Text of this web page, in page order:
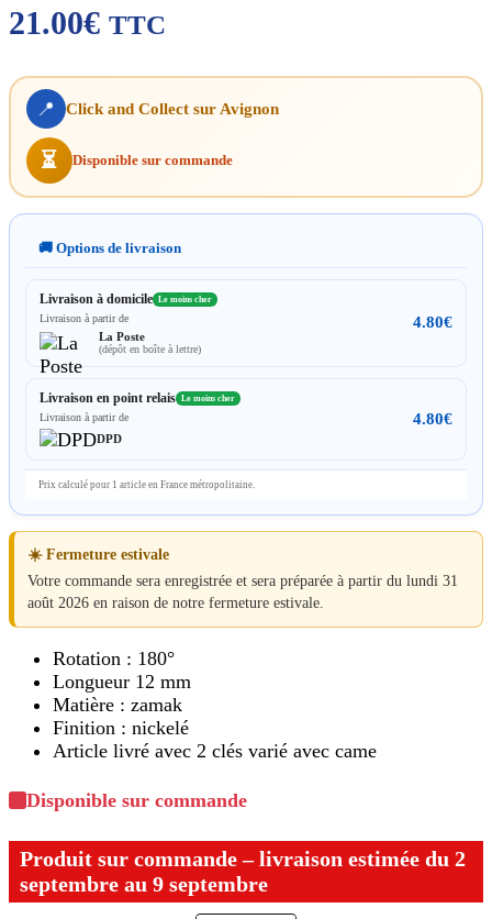
21.00€ TTC
📍 Click and Collect sur Avignon
⏳ Disponible sur commande
🚚 Options de livraison
Livraison à domicile Le moins cher
Livraison à partir de
La Poste
(dépôt en boîte à lettre)
4.80€
Livraison en point relais Le moins cher
Livraison à partir de
DPD
4.80€
Prix calculé pour 1 article en France métropolitaine.
☀️ Fermeture estivale
Votre commande sera enregistrée et sera préparée à partir du lundi 31
août 2026 en raison de notre fermeture estivale.
Rotation : 180°
Longueur 12 mm
Matière : zamak
Finition : nickelé
Article livré avec 2 clés varié avec came
Disponible sur commande
Produit sur commande – livraison estimée du 2
septembre au 9 septembre